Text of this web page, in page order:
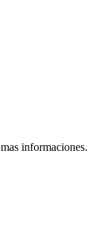
informaciones.